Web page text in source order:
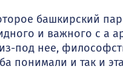
башкирский
и важ­ного с а
под нее,
понимали и так и